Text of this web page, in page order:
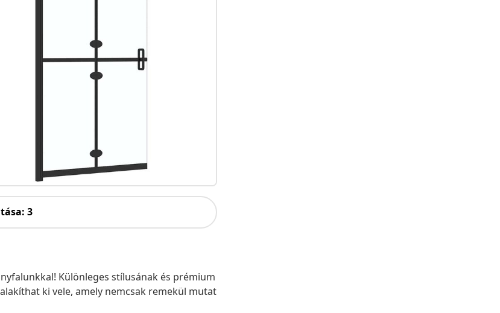
3
Különleges stílusának és prémium
ki vele, amely nemcsak remekül mutat